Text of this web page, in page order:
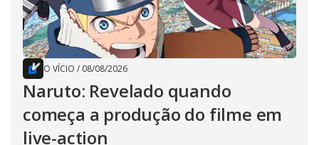
O VÍCIO / 08/08/2026
Naruto: Revelado quando
começa a produção do filme em
live-action